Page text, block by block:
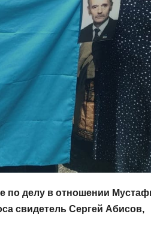
по делу в отношении
свидетель Сергей Абисов,